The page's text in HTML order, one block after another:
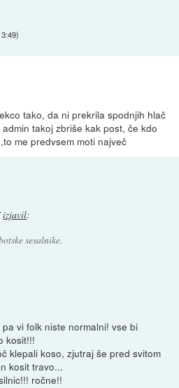
)
tako, da ni prekrila spodnjih hlač
takoj zbriše kak post, če kdo
me predvsem moti največ
izjavil:
sesalnike.
vi folk niste normalni! vse bi
kosit!!!
klepali koso, zjutraj še pred svitom
kosit travo...
ročne!!